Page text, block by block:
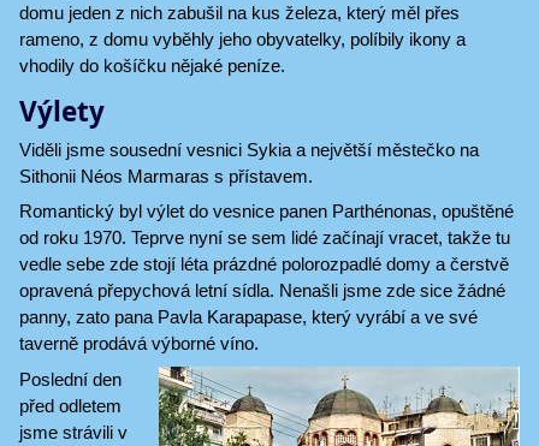
domu jeden z nich zabušil na kus železa, který měl přes
rameno, z domu vyběhly jeho obyvatelky, políbily ikony a
vhodily do košíčku nějaké peníze.
Výlety
Viděli jsme sousední vesnici Sykia a největší městečko na
Sithonii Néos Marmaras s přístavem.
Romantický byl výlet do vesnice panen Parthénonas, opuštěné
od roku 1970. Teprve nyní se sem lidé začínají vracet, takže tu
vedle sebe zde stojí léta prázdné polorozpadlé domy a čerstvě
opravená přepychová letní sídla. Nenašli jsme zde sice žádné
panny, zato pana Pavla Karapapase, který vyrábí a ve své
taverně prodává výborné víno.
Poslední den
před odletem
jsme strávili v